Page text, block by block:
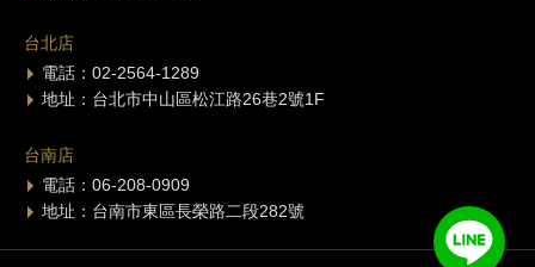
台北店
電話：02-2564-1289
地址：台北市中山區松江路26巷2號1F
台南店
電話：06-208-0909
地址：台南市東區長榮路二段282號